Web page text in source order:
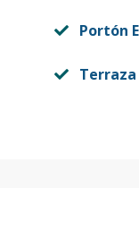
Portón
Terraza